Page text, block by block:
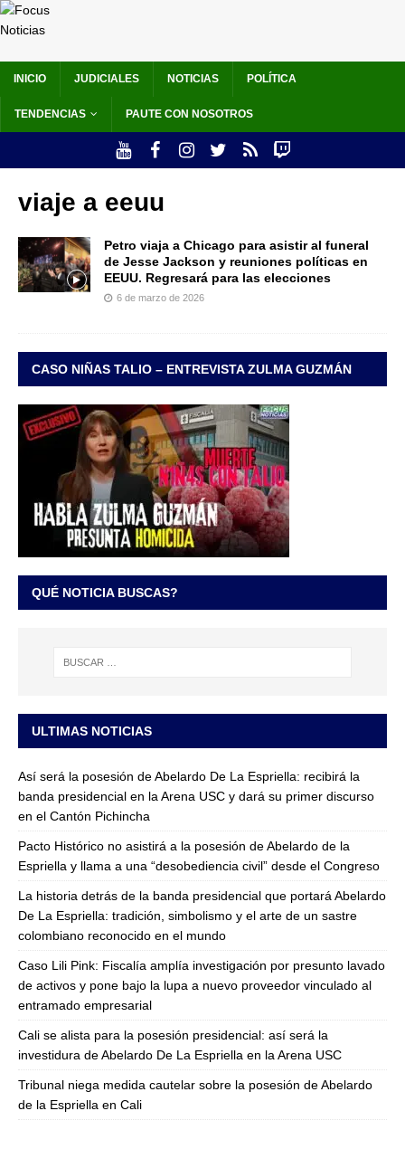
INICIO JUDICIALES NOTICIAS POLÍTICA
TENDENCIAS PAUTE CON NOSOTROS
viaje a eeuu
Petro viaja a Chicago para asistir al funeral
de Jesse Jackson y reuniones políticas en
EEUU. Regresará para las elecciones
6 de marzo de 2026
CASO NIÑAS TALIO – ENTREVISTA ZULMA GUZMÁN
QUÉ NOTICIA BUSCAS?
ULTIMAS NOTICIAS
Así será la posesión de Abelardo De La Espriella: recibirá la
banda presidencial en la Arena USC y dará su primer discurso
en el Cantón Pichincha
Pacto Histórico no asistirá a la posesión de Abelardo de la
Espriella y llama a una “desobediencia civil” desde el Congreso
La historia detrás de la banda presidencial que portará Abelardo
De La Espriella: tradición, simbolismo y el arte de un sastre
colombiano reconocido en el mundo
Caso Lili Pink: Fiscalía amplía investigación por presunto lavado
de activos y pone bajo la lupa a nuevo proveedor vinculado al
entramado empresarial
Cali se alista para la posesión presidencial: así será la
investidura de Abelardo De La Espriella en la Arena USC
Tribunal niega medida cautelar sobre la posesión de Abelardo
de la Espriella en Cali